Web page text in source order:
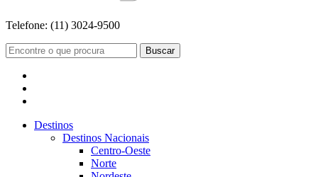
Telefone: (11) 3024-9500
Buscar
Destinos
Destinos Nacionais
Centro-Oeste
Norte